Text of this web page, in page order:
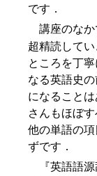
です．
講座のなか
超精読して
ところを丁
なる英語史
になること
さんもほぼ
他の単語の
ずです．
『英語語源